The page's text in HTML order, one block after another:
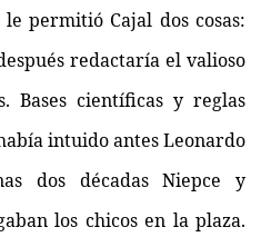
permitió Cajal dos cosas:
redactaría el valioso
Bases científicas y reglas
intuido antes Leonardo
dos décadas Niepce y
los chicos en la plaza.